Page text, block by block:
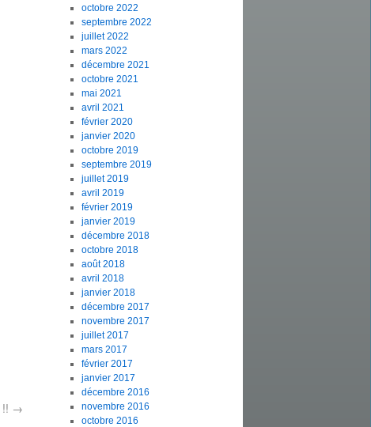
→
octobre 2022
septembre 2022
juillet 2022
mars 2022
décembre 2021
octobre 2021
mai 2021
avril 2021
février 2020
janvier 2020
octobre 2019
septembre 2019
juillet 2019
avril 2019
février 2019
janvier 2019
décembre 2018
octobre 2018
août 2018
avril 2018
janvier 2018
décembre 2017
novembre 2017
juillet 2017
mars 2017
février 2017
janvier 2017
décembre 2016
novembre 2016
octobre 2016